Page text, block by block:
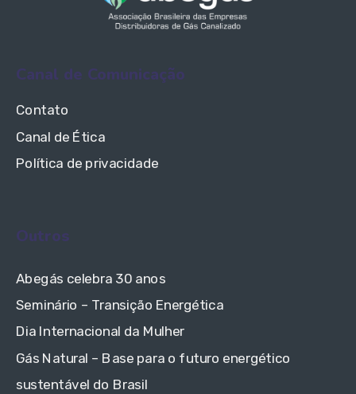
Canal de Comunicação
Contato
Canal de Ética
Política de privacidade
Outros
Abegás celebra 30 anos
Seminário – Transição Energética
Dia Internacional da Mulher
Gás Natural – Base para o futuro energético
sustentável do Brasil